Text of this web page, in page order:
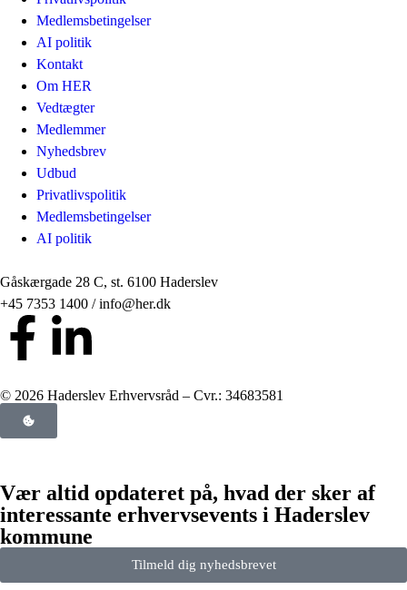
Medlemsbetingelser
AI politik
Kontakt
Om HER
Vedtægter
Medlemmer
Nyhedsbrev
Udbud
Privatlivspolitik
Medlemsbetingelser
AI politik
Gåskærgade 28 C, st. 6100 Haderslev
+45 7353 1400 / info@her.dk
© 2026 Haderslev Erhvervsråd – Cvr.: 34683581
Vær altid opdateret på, hvad der sker af
interessante erhvervsevents i Haderslev
kommune
Tilmeld dig nyhedsbrevet